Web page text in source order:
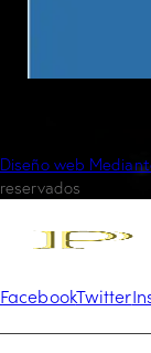
Diseño web
reservados
FacebookTwitter